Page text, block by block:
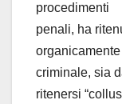
procedimenti
penali, ha
criminale, sia
ritenersi